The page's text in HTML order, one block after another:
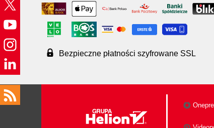
Bezpieczne płatności szyfrowane SSL